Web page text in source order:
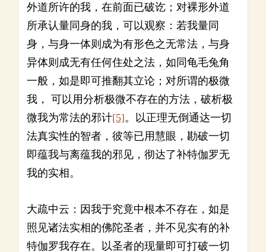
外道所许的我，在前面已破讫；对裸形外道
所承认量同身的我，可以观察：若我量同
身，与身一体则成为有形色之无常法，与身
异体则成无有任何住处之法，如同龟毛兔角
一般，如是即可推翻其立论；对所谓的极微
我， 可以用分析极微不存在的方法，破析极
微我为常法的邪计[5]。以正理无倒通达一切
法真实性的智者，彼等已用慧眼，勘破一切
即蕴我与离蕴我的邪见，彻达了补特伽罗无
我的实相。
大疏中云：因我于究竟中根本不存在，如是
照见诸法实相的佛陀圣者，并不见实有的补
特伽罗我存在。以圣者的现量即可打破一切